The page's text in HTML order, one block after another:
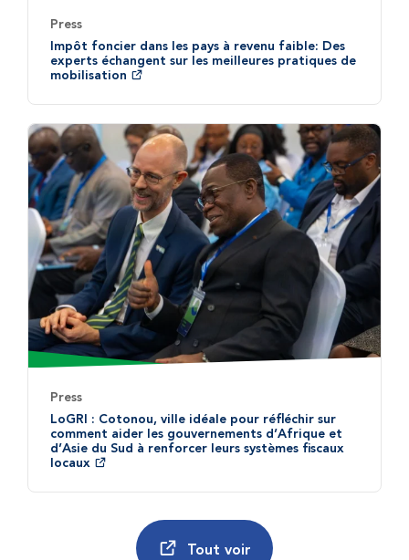
Press
Impôt foncier dans les pays à revenu faible: Des
experts échangent sur les meilleures pratiques de
mobilisation
Press
LoGRI : Cotonou, ville idéale pour réfléchir sur
comment aider les gouvernements d’Afrique et
d’Asie du Sud à renforcer leurs systèmes fiscaux
locaux
Tout voir